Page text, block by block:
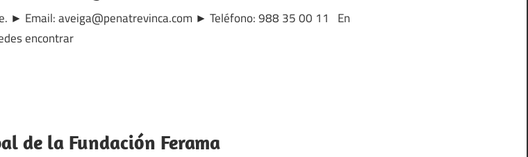
► Email: aveiga@penatrevinca.com ► Teléfono: 988 35 00 11 En
encontrar
de la Fundación Ferama